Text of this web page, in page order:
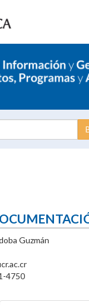
Guzmán
4750